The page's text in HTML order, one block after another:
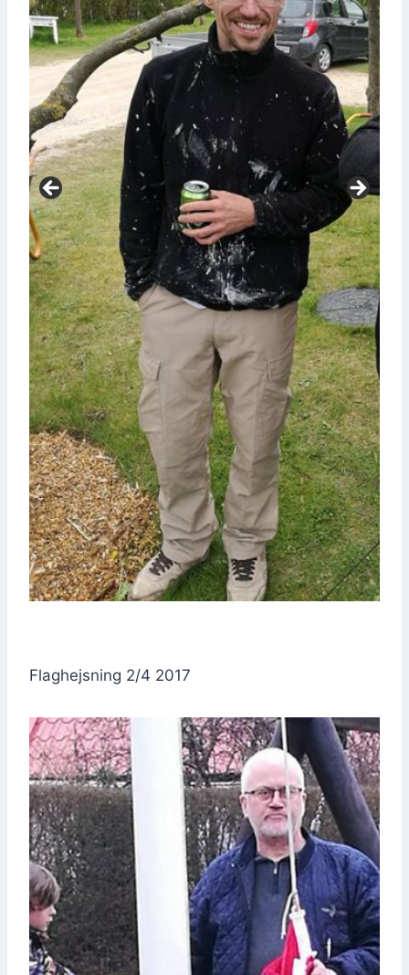
Flag­hejs­ning 2/4 2017